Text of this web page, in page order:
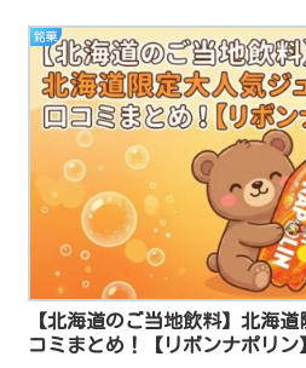
銘菓
【北海道のご当地飲料】北海
コミまとめ！【リボンナポリン